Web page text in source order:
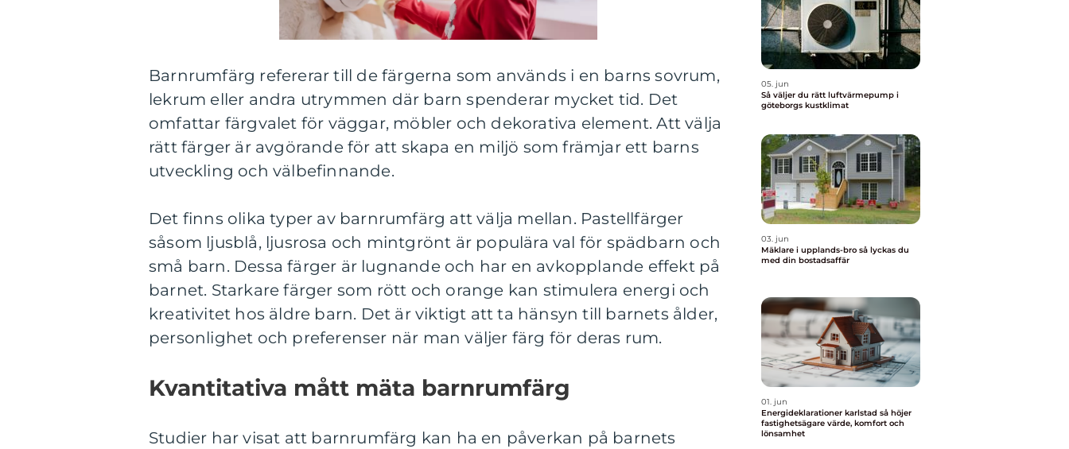
Barnrumfärg refererar till de färgerna som används i en barns sovrum,
lekrum eller andra utrymmen där barn spenderar mycket tid. Det
omfattar färgvalet för väggar, möbler och dekorativa element. Att välja
rätt färger är avgörande för att skapa en miljö som främjar ett barns
utveckling och välbefinnande.
Det finns olika typer av barnrumfärg att välja mellan. Pastellfärger
såsom ljusblå, ljusrosa och mintgrönt är populära val för spädbarn och
små barn. Dessa färger är lugnande och har en avkopplande effekt på
barnet. Starkare färger som rött och orange kan stimulera energi och
kreativitet hos äldre barn. Det är viktigt att ta hänsyn till barnets ålder,
personlighet och preferenser när man väljer färg för deras rum.
Kvantitativa mått mäta barnrumfärg
Studier har visat att barnrumfärg kan ha en påverkan på barnets
05. jun
Så väljer du rätt luftvärmepump i
göteborgs kustklimat
03. jun
Mäklare i upplands-bro så lyckas du
med din bostadsaffär
01. jun
Energideklarationer karlstad så höjer
fastighetsägare värde, komfort och
lönsamhet